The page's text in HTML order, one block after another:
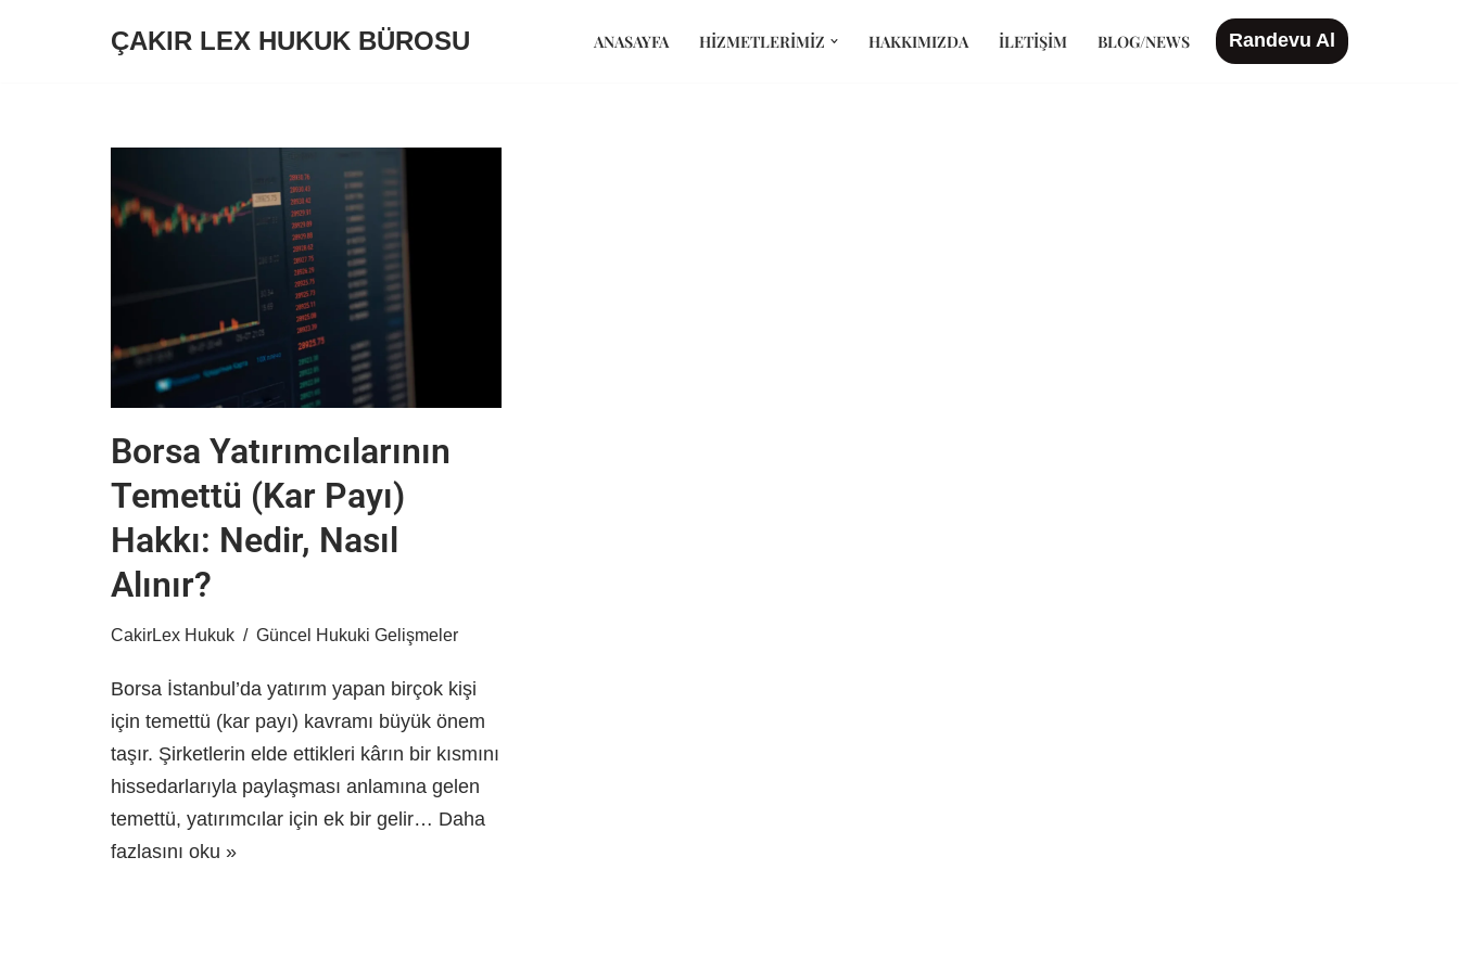
ÇAKIR LEX HUKUK BÜROSU ANASAYFA HIZMETLERIMIZ HAKKIMIZDA İLETIŞIM BLOG/NEWS Randevu Al
Borsa Yatırımcılarının
Temettü (Kar Payı)
Hakkı: Nedir, Nasıl
Alınır?
CakirLex Hukuk Güncel Hukuki Gelişmeler
Borsa İstanbul’da yatırım yapan birçok kişi
için temettü (kar payı) kavramı büyük önem
taşır. Şirketlerin elde ettikleri kârın bir kısmını
hissedarlarıyla paylaşması anlamına gelen
temettü, yatırımcılar için ek bir gelir… Daha
fazlasını oku »